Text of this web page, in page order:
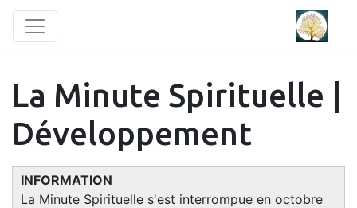
La Minute Spirituelle |
Développement
INFORMATION
La Minute Spirituelle s'est interrompue en octobre